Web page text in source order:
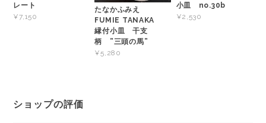
レート
¥7,150
たなかふみえ
FUMIE TANAKA
縁付小皿 干支
柄 ”三頭の馬”
¥5,280
小皿 no.30b
¥2,530
ショップの評価